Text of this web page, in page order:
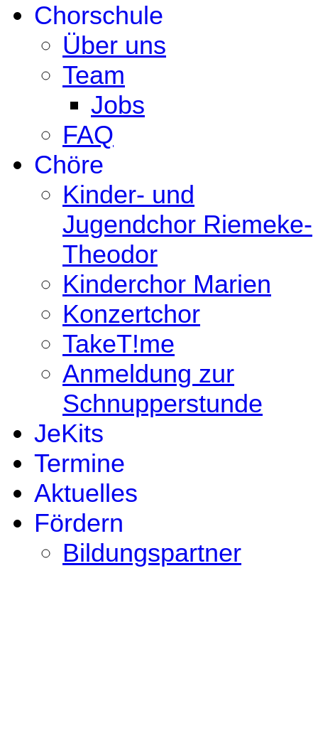
Chorschule
Über uns
Team
Jobs
FAQ
Chöre
Kinder- und
Jugendchor Riemeke-
Theodor
Kinderchor Marien
Konzertchor
TakeT!me
Anmeldung zur
Schnupperstunde
JeKits
Termine
Aktuelles
Fördern
Bildungspartner